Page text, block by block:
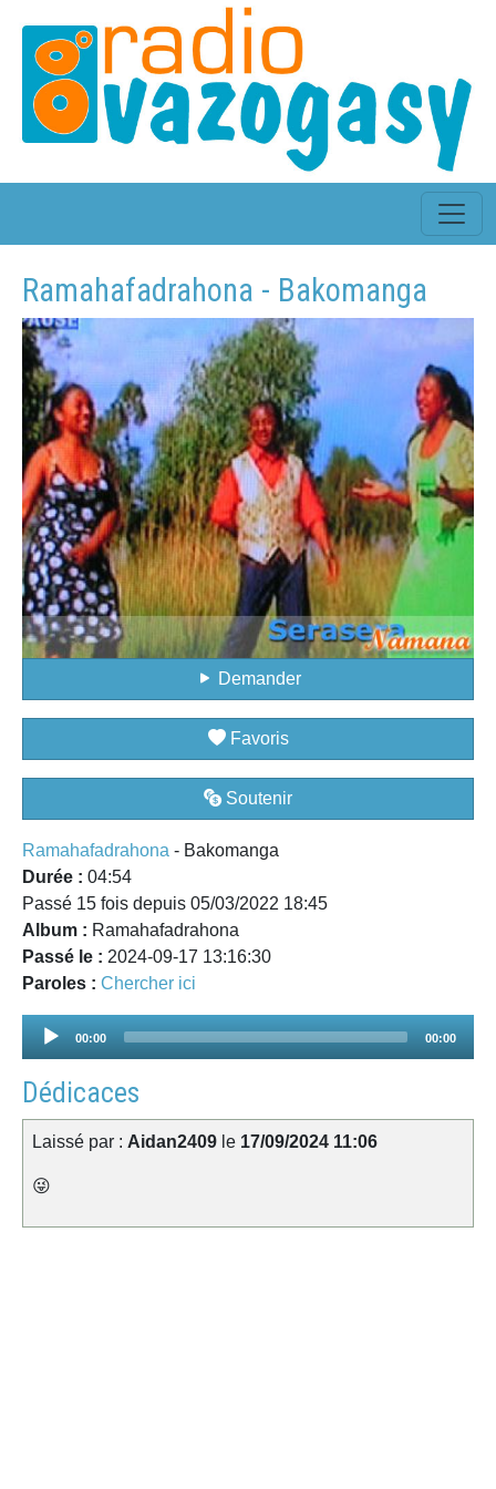
Ramahafadrahona - Bakomanga
Demander
Favoris
Soutenir
Ramahafadrahona - Bakomanga
Durée : 04:54
Passé 15 fois depuis 05/03/2022 18:45
Album : Ramahafadrahona
Passé le : 2024-09-17 13:16:30
Paroles : Chercher ici
Audio
00:00 00:00
Dédicaces
Laissé par : Aidan2409 le 17/09/2024 11:06
😜